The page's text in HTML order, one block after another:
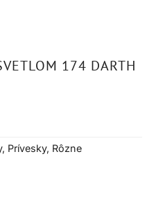
174 DARTH
, Prívesky, Rôzne